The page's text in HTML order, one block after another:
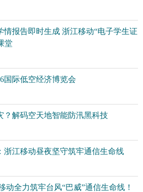
情报告即时生成 浙江移动“电子学生证
堂
国际低空经济博览会
？解码空天地智能防汛黑科技
浙江移动昼夜坚守筑牢通信生命线
动全力筑牢台风“巴威”通信生命线！